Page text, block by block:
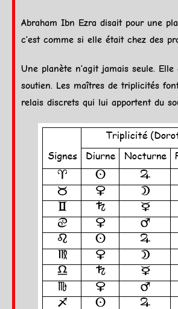
Abraham Ibn Ezra disait pour une
c’est comme si elle était chez des
Une planète n’agit jamais seule.
soutien. Les maîtres de triplicités
relais discrets qui lui apportent du